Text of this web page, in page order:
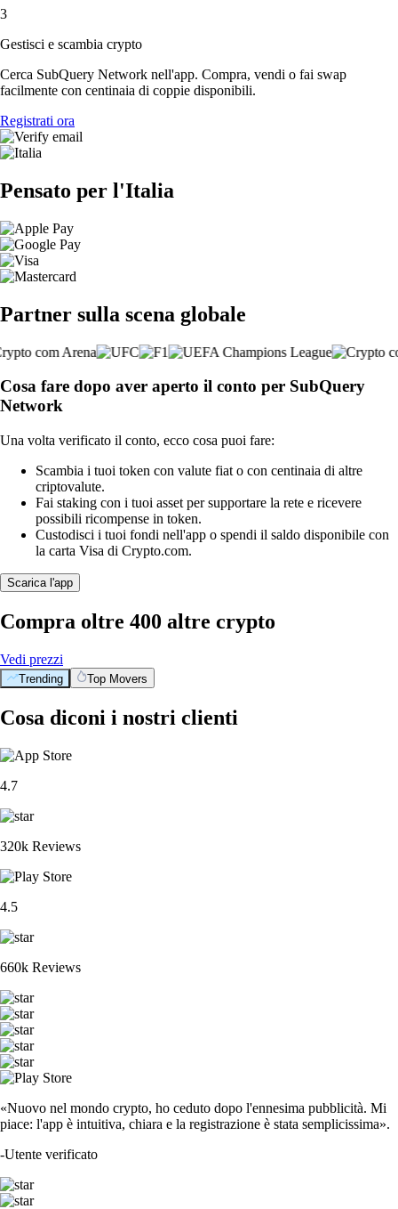
3
Gestisci e scambia crypto
Cerca SubQuery Network nell'app. Compra, vendi o fai swap
facilmente con centinaia di coppie disponibili.
Registrati ora
Pensato per l'Italia
Partner sulla scena globale
Cosa fare dopo aver aperto il conto per SubQuery
Network
Una volta verificato il conto, ecco cosa puoi fare:
Scambia i tuoi token con valute fiat o con centinaia di altre
criptovalute.
Fai staking con i tuoi asset per supportare la rete e ricevere
possibili ricompense in token.
Custodisci i tuoi fondi nell'app o spendi il saldo disponibile con
la carta Visa di Crypto.com.
Scarica l'app
Compra oltre 400 altre crypto
Vedi prezzi
Trending Top Movers
Cosa diconi i nostri clienti
4.7
320k Reviews
4.5
660k Reviews
«Nuovo nel mondo crypto, ho ceduto dopo l'ennesima pubblicità. Mi
piace: l'app è intuitiva, chiara e la registrazione è stata semplicissima».
-Utente verificato